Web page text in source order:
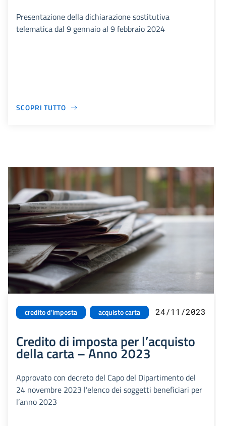
Presentazione della dichiarazione sostitutiva
telematica dal 9 gennaio al 9 febbraio 2024
SCOPRI TUTTO
credito d'imposta acquisto carta 24/11/2023
Credito di imposta per l’acquisto
della carta – Anno 2023
Approvato con decreto del Capo del Dipartimento del
24 novembre 2023 l’elenco dei soggetti beneficiari per
l’anno 2023